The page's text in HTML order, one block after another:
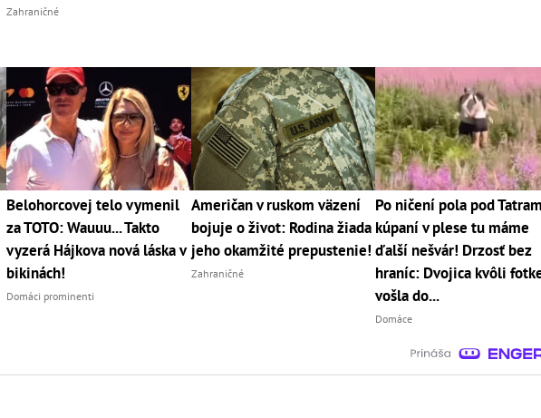
Zahraničné
Belohorcovej telo vymenil
za TOTO: Wauuu... Takto
vyzerá Hájkova nová láska v
bikinách!
Domáci prominenti
Američan v ruskom väzení
bojuje o život: Rodina žiada
jeho okamžité prepustenie!
Zahraničné
Po ničení pola pod
kúpaní v plese tu máme
ďalší nešvár! Drzosť bez
hraníc: Dvojica kvôli
vošla do...
Domáce